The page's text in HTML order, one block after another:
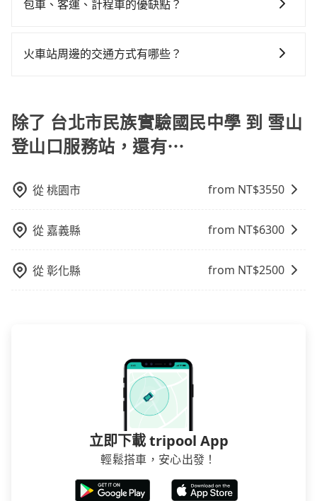
tripool！如果你是三人以下要乘車，也可參考tripool的
或九人座可供選擇，而且無人租車最令人詬病的就是車
樣。另外，偶爾也會遇到明明已經預約了時間但上一位
使用時還是有其區域的限制，實際可停靠的地點與你的
上下車地點仍有段距離，在遇到下雨天或者載行李時，
就顯得非常不便。
台或電話叫車，這代表你需要事先預約，並且要做好等
數超過四位時，叫兩輛計程車的費用就貴了，改預約一
性和服務質量無法保障，需要自行承擔風險，遇到狀況
車前一日凌晨6點前取消均可無條件全額退費的承諾，讓
包車、客運、計程車的優缺點？
上、下車，不需與旅客共乘。但通常需要提前預約。 客
不必擔心停車位的問題。但是，計程車的費用相對較
高，車輛選擇不如包車多，且大都屬短程接駁為主。
火車站周邊的交通方式有哪些？
站，相對便宜經濟。 計程車：乘坐計程車到達或離開火
車站，方便快捷但昂貴。 捷運/輕軌：通過捷運或輕軌到
達或離開火車站，快捷便利。 包車：預定包車到達或離
除了 台北市民族實驗國民中學 到 雪山
登山口服務站，還有⋯
從桃園市 from NT$3550
從 嘉義縣 from NT$6300
從彰化縣 from NT$2500
立即下載 tripool App
輕鬆搭車，安心出發！